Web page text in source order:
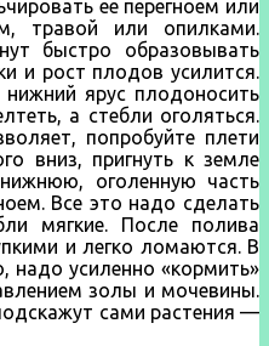
ее перегноем или
травой или опилками.
быстро образовывать
и рост плодов усилится.
нижний ярус плодоносить
а стебли оголяться.
попробуйте плети
вниз, пригнуть к земле
оголенную часть
Все это надо сделать
мягкие. После полива
и легко ломаются. В
надо усиленно «кормить»
золы и мочевины.
сами растения —